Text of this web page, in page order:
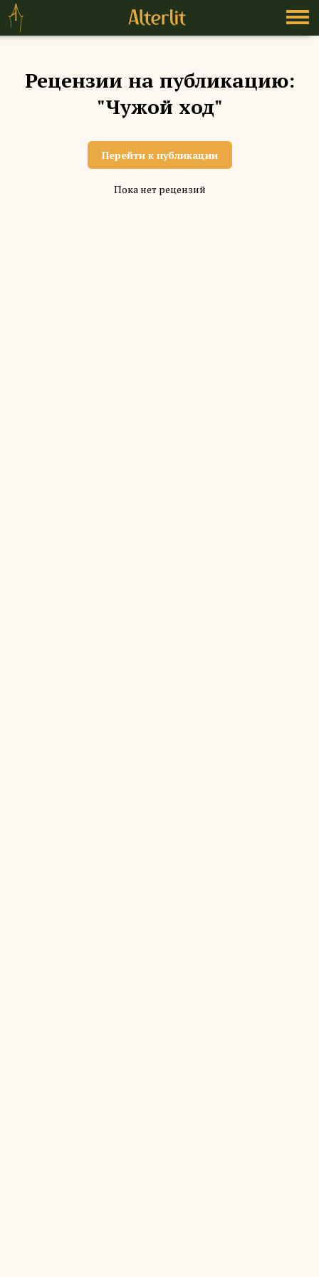
Рецензии на публикацию:
"Чужой ход"
Перейти к публикации
Пока нет рецензий